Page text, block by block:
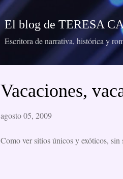
El blog de TERESA
Escritora de narrativa, histórica y
Vacaciones,
agosto 05, 2009
Como ver sitios únicos y exóticos,